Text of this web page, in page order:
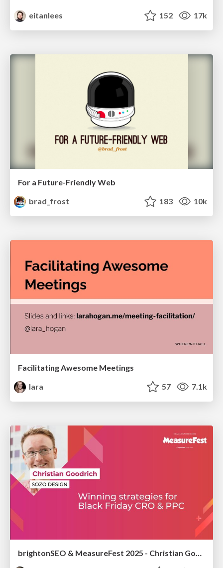
eitanlees
152 17k
For a Future-Friendly Web
brad_frost
183 10k
Facilitating Awesome Meetings
lara
57 7.1k
brightonSEO & MeasureFest 2025 - Christian Goodrich - Winning strategies for Black Friday CRO & PPC